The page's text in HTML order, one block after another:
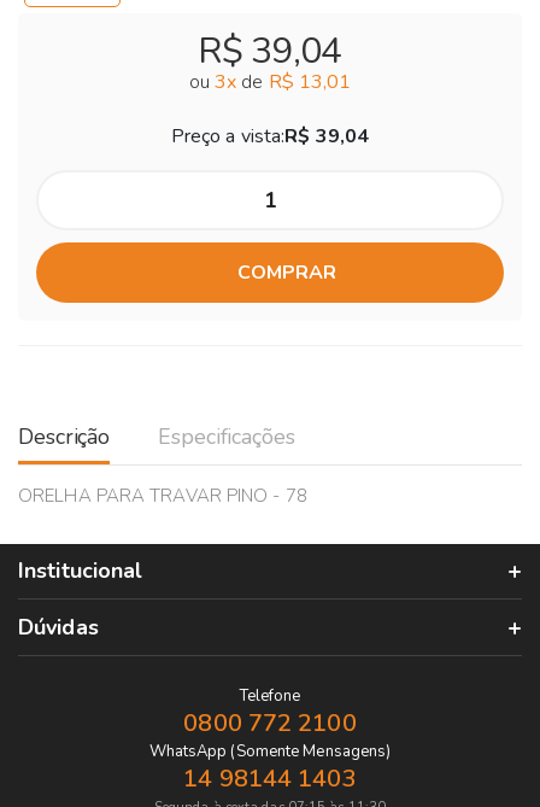
R$ 39,04
ou 3x de R$ 13,01
Preço a vista:R$ 39,04
COMPRAR
Descrição Especificações
ORELHA PARA TRAVAR PINO - 78
Institucional
Dúvidas
Telefone
0800 772 2100
WhatsApp (Somente Mensagens)
14 98144 1403